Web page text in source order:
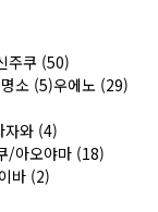
주쿠 (50)
소 (5)우에노 (29)
자와 (4)
/아오야마 (18)
바 (2)